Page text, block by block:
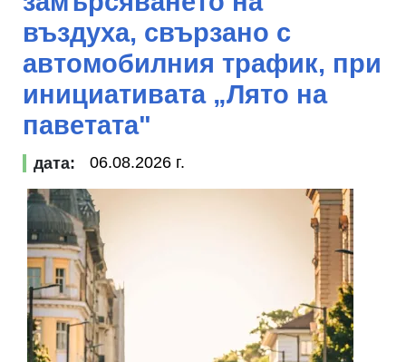
въздуха, свързано с
автомобилния трафик, при
инициативата „Лято на
паветата"
дата: 06.08.2026 г.